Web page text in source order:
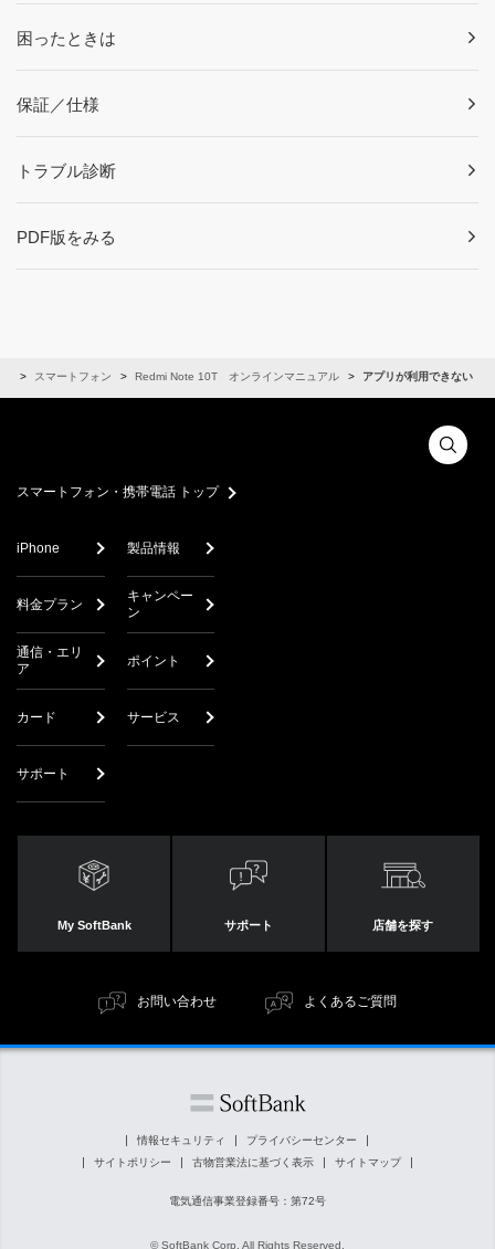
困ったときは
保証／仕様
トラブル診断
PDF版をみる
スマートフォン Redmi Note 10T オンラインマニュアル アプリが利用できない
スマートフォン・携帯電話 トップ
iPhone 製品情報
料金プラン
キャンペー
ン
通信・エリ
ア
ポイント
カード サービス
サポート
My SoftBank サポート 店舗を探す
お問い合わせ よくあるご質問
情報セキュリティ
プライバシーセンター
サイトポリシー
古物営業法に基づく表示 サイトマップ
電気通信事業登録番号：第72号
© SoftBank Corp. All Rights Reserved.